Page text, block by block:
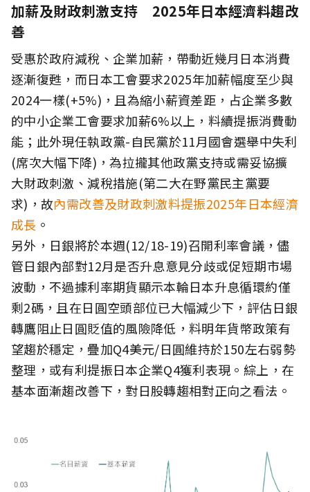
加薪及財政刺激支持 2025年日本經濟料趨改
善
受惠於政府減稅、企業加薪，帶動近幾月日本消費
逐漸復甦，而日本工會要求2025年加薪幅度至少與
2024一樣(+5%)，且為縮小薪資差距，占企業多數
的中小企業工會要求加薪6%以上，料續提振消費動
能；此外現任執政黨-自民黨於11月國會選舉中失利
(席次大幅下降)，為拉攏其他政黨支持或需妥協擴
大財政刺激、減稅措施(第二大在野黨民主黨要
求)，故內需改善及財政刺激料提振2025年日本經濟
成長 。
另外，日銀將於本週(12/18-19)召開利率會議，儘
管日銀內部對12月是否升息意見分歧或促短期市場
波動，不過據利率期貨顯示本輪日本升息循環約僅
剩2碼，且在日圓空頭部位已大幅減少下，評估日銀
轉鷹阻止日圓貶值的風險降低，料明年貨幣政策有
望趨於穩定，疊加Q4美元/日圓維持於150左右弱勢
整理，或有利提振日本企業Q4獲利表現。綜上，在
基本面漸趨改善下，對日股轉趨相對正向之看法。